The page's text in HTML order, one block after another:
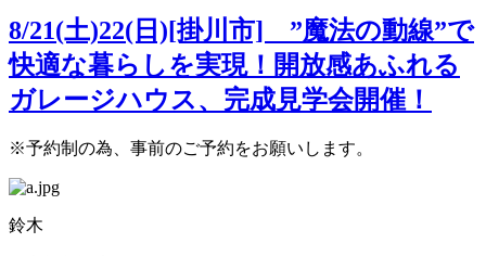
8/21(土)22(日)[掛川市] ”魔法の動線”で
快適な暮らしを実現！開放感あふれる
ガレージハウス、完成見学会開催！
※予約制の為、事前のご予約をお願いします。
鈴木